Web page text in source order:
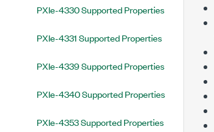
PXIe-4330 Supported Properties
PXIe-4331 Supported Properties
PXIe-4339 Supported Properties
PXIe-4340 Supported Properties
PXIe-4353 Supported Properties